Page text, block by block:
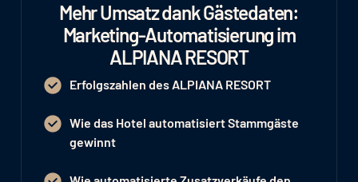
Mehr Umsatz dank Gästedaten:
Marketing-Automatisierung im
ALPIANA RESORT
Erfolgszahlen des ALPIANA RESORT
Wie das Hotel automatisiert Stammgäste
gewinnt